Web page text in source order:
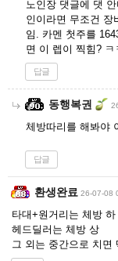
노인장 댓글에 댓
인이라면 무조건 장
임. 카멘 첫주를
면 이 렙이 찍힘?
답글
동행복권
체방따리를 해봐야
답글
환생완료 26-07-08
타대+원거리는 체방 하
헤드딜러는 체방 상
그 외는 중간으로 치면